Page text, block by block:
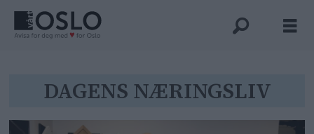
Tag:
dagens
DAGENS NÆRINGSLIV